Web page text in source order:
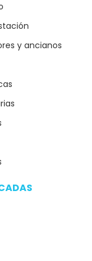
y ancianos